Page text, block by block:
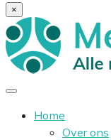
×
Home
Over ons